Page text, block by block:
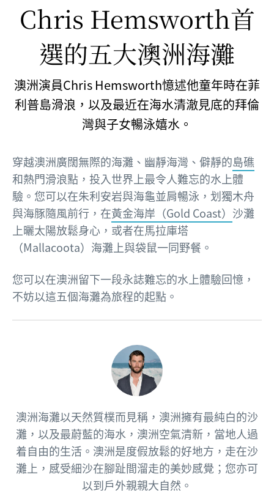
Chris Hemsworth首
選的五大澳洲海灘
澳洲演員Chris Hemsworth憶述他童年時在菲
利普島滑浪，以及最近在海水清澈見底的拜倫
灣與子女暢泳嬉水。
穿越澳洲廣闊無際的海灘、幽靜海灣、僻靜的島礁
和熱門滑浪點，投入世界上最令人難忘的水上體
驗。您可以在朱利安岩與海龜並肩暢泳，划獨木舟
與海豚隨風前行，在黃金海岸（Gold Coast） 沙灘
上曬太陽放鬆身心，或者在馬拉庫塔
（Mallacoota）海灘上與袋鼠一同野餐。
您可以在澳洲留下一段永誌難忘的水上體驗回憶，
不妨以這五個海灘為旅程的起點。
澳洲海灘以天然質樸而見稱，澳洲擁有最純白的沙
灘，以及最蔚藍的海水，澳洲空氣清新，當地人過
着自由的生活。澳洲是度假放鬆的好地方，走在沙
灘上，感受細沙在腳趾間溜走的美妙感覺；您亦可
以到戶外親親大自然。